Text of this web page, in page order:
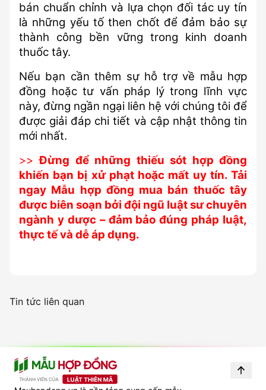
bán chuẩn chỉnh và lựa chọn đối tác uy tín
là những yếu tố then chốt để đảm bảo sự
thành công bền vững trong kinh doanh
thuốc tây.
Nếu bạn cần thêm sự hỗ trợ về mẫu hợp
đồng hoặc tư vấn pháp lý trong lĩnh vực
này, đừng ngần ngại liên hệ với chúng tôi để
được giải đáp chi tiết và cập nhật thông tin
mới nhất.
>> Đừng để những thiếu sót hợp đồng
khiến bạn bị xử phạt hoặc mất uy tín. Tải
ngay Mẫu hợp đồng mua bán thuốc tây
được biên soạn bởi đội ngũ luật sư chuyên
ngành y dược – đảm bảo đúng pháp luật,
thực tế và dễ áp dụng.
Tin tức liên quan